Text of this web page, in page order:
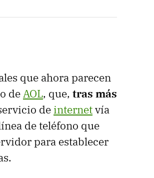
que ahora parecen
deAOL, que, tras más
de internetvía
de teléfono que
para establecer